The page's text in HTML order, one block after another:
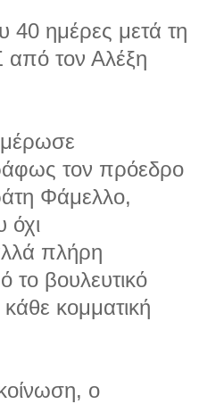
40 ημέρες μετά τη
τον Αλέξη
τον πρόεδρο
Φάμελλο,
όχι
πλήρη
το βουλευτικό
κομματική
ο